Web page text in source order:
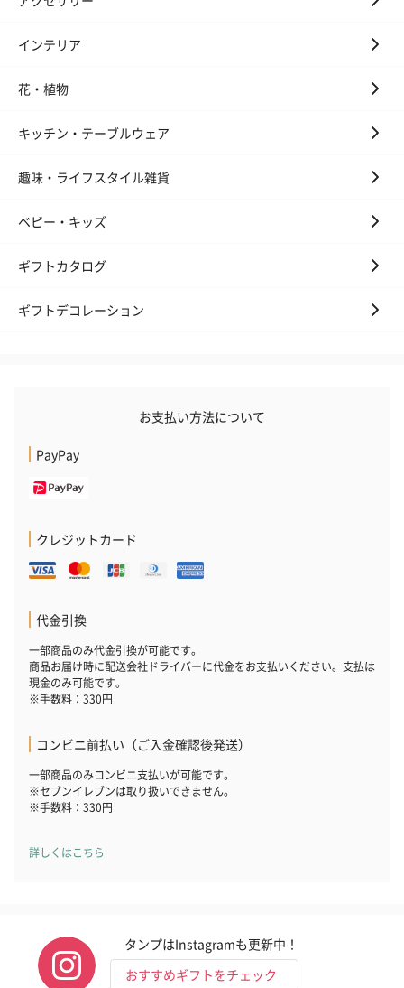
（ブルー）（748円）
【Thank you
花束ハンドタオル（ピ
ンク）（1,760円）
ルー）（1,760円）
キャンドル・お香
キャンドル・お香を同梱してお届けいたします。
フラッグカプセル：イ
インテリア
花・植物
キッチン・テーブルウェア
趣味・ライフスタイル雑貨
ベビー・キッズ
ギフトカタログ
ギフトデコレーション
お支払い方法について
PayPay
クレジットカード
代金引換
一部商品のみ代金引換が可能です。
商品お届け時に配送会社ドライバーに代金をお支払いください。支払は
現金のみ可能です。
※手数料：330円
コンビニ前払い（ご入金確認後発送）
一部商品のみコンビニ支払いが可能です。
※セブンイレブンは取り扱いできません。
※手数料：330円
詳しくはこちら
タンプはInstagramも更新中！
おすすめギフトをチェック